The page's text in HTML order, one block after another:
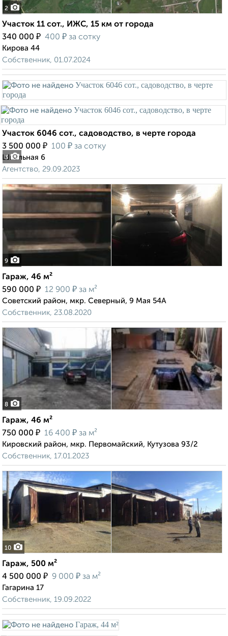
2
Участок 11 сот., ИЖС, 15 км от города
340 000 ₽ 400 ₽ за сотку
Кирова 44
Собственник, 01.07.2024
3
Участок 6046 сот., садоводство, в черте города
3 500 000 ₽ 100 ₽ за сотку
Школьная 6
Агентство, 29.09.2023
9
Гараж, 46 м²
590 000 ₽ 12 900 ₽ за м²
Советский район, мкр. Северный, 9 Мая 54А
Собственник, 23.08.2020
8
Гараж, 46 м²
750 000 ₽ 16 400 ₽ за м²
Кировский район, мкр. Первомайский, Кутузова 93/2
Собственник, 17.01.2023
10
Гараж, 500 м²
4 500 000 ₽ 9 000 ₽ за м²
Гагарина 17
Собственник, 19.09.2022